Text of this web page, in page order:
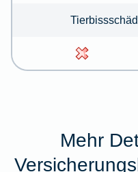
Mehr